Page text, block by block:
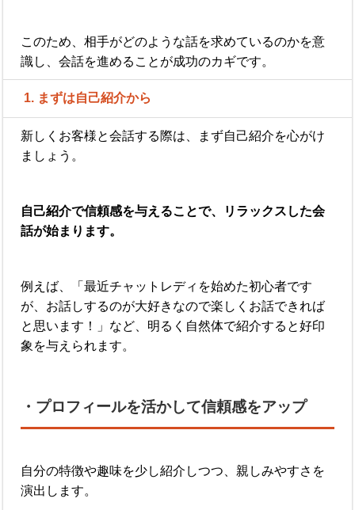
このため、相手がどのような話を求めているのかを意
識し、会話を進めることが成功のカギです。
1. まずは自己紹介から
新しくお客様と会話する際は、まず自己紹介を心がけ
ましょう。
自己紹介で信頼感を与えることで、リラックスした会
話が始まります。
例えば、「最近チャットレディを始めた初心者です
が、お話しするのが大好きなので楽しくお話できれば
と思います！」など、明るく自然体で紹介すると好印
象を与えられます。
・プロフィールを活かして信頼感をアップ
自分の特徴や趣味を少し紹介しつつ、親しみやすさを
演出します。